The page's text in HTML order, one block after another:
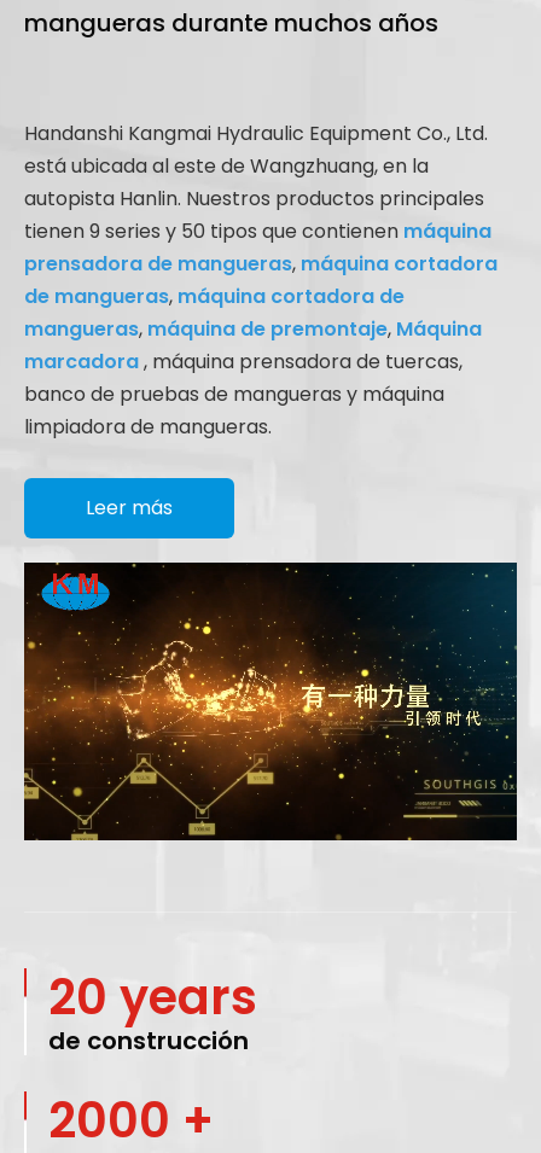
mangueras durante muchos años
Handanshi Kangmai Hydraulic Equipment Co., Ltd.
está ubicada al este de Wangzhuang, en la
autopista Hanlin. Nuestros productos principales
tienen 9 series y 50 tipos que contienen máquina
prensadora de mangueras, máquina cortadora
de mangueras, máquina cortadora de
mangueras, máquina de premontaje, Máquina
marcadora, máquina prensadora de tuercas,
banco de pruebas de mangueras y máquina
limpiadora de mangueras.
Leer más
Unmute Loaded:
20.07%
20 years
de construcción
2000 +